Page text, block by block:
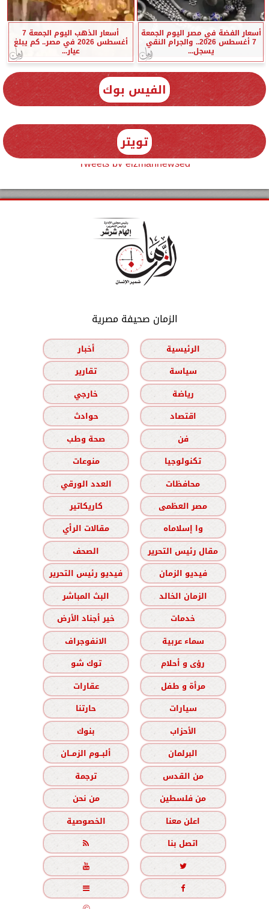
أسعار الفضة في مصر اليوم الجمعة
7 أغسطس 2026.. والجرام النقي
يسجل...
أسعار الذهب اليوم الجمعة 7
أغسطس 2026 في مصر.. كم يبلغ
عيار...
الفيس بوك
تويتر
Tweets by elzmannewseg
الزمان صحيفة مصرية
الرئيسية
أخبار
سياسة
تقارير
رياضة
خارجي
اقتصاد
حوادث
فن
صحة وطب
تكنولوجيا
منوعات
محافظات
العدد الورقي
مصر العظمى
كاريكاتير
وا إسلاماه
مقالات الرأي
مقال رئيس التحرير
الصحف
فيديو الزمان
فيديو رئيس التحرير
الزمان الخالد
البث المباشر
خدمات
خير أجناد الأرض
سماء عربية
الانفوجراف
رؤى و أحلام
توك شو
مرأة و طفل
عقارات
سيارات
حارتنا
الأحزاب
بنوك
البرلمان
ألبــوم الزمــان
من القدس
ترجمة
من فلسطين
من نحن
اعلن معنا
الخصوصية
اتصل بنا




